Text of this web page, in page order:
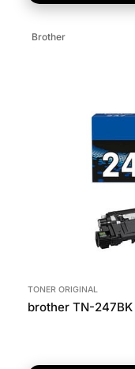
Brother
TONER ORIGINAL